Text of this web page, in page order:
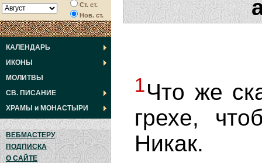
Ст. ст.
Нов. ст.
КАЛЕНДАРЬ
ИКОНЫ
МОЛИТВЫ
СВ. ПИСАНИЕ
ХРАМЫ и МОНАСТЫРИ
ВЕБМАСТЕРУ
ПОДПИСКА
О САЙТЕ
1Что же
грехе,
Никак.